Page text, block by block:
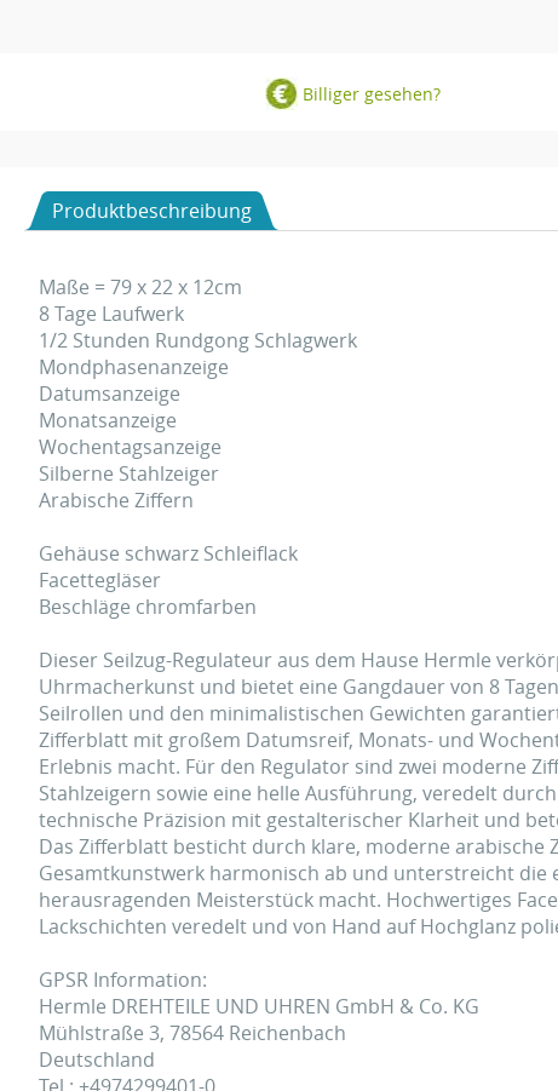
Billiger gesehen?
Produktbeschreibung
Maße = 79 x 22 x 12cm
8 Tage Laufwerk
1/2 Stunden Rundgong Schlagwerk
Mondphasenanzeige
Datumsanzeige
Monatsanzeige
Wochentagsanzeige
Silberne Stahlzeiger
Arabische Ziffern
Gehäuse schwarz Schleiflack
Facettegläser
Beschläge chromfarben
Dieser Seilzug-Regulateur aus dem Hause Hermle
Uhrmacherkunst und bietet eine Gangdauer von 8
Seilrollen und den minimalistischen Gewichten
Zifferblatt mit großem Datumsreif, Monats- und
Erlebnis macht. Für den Regulator sind zwei moderne
Stahlzeigern sowie eine helle Ausführung, veredelt
technische Präzision mit gestalterischer Klarheit und
Das Zifferblatt besticht durch klare, moderne
Gesamtkunstwerk harmonisch ab und unterstreicht die
herausragenden Meisterstück macht. Hochwertiges
Lackschichten veredelt und von Hand auf Hochglanz
GPSR Information:
Hermle DREHTEILE UND UHREN GmbH & Co. KG
Mühlstraße 3, 78564 Reichenbach
Deutschland